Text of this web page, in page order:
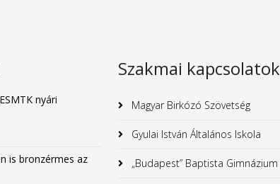
nyári
is bronzérmes az
Szakmai kapcsolatok
Magyar Birkózó Szövetség
Gyulai István Általános Iskola
„Budapest” Baptista Gimnázium